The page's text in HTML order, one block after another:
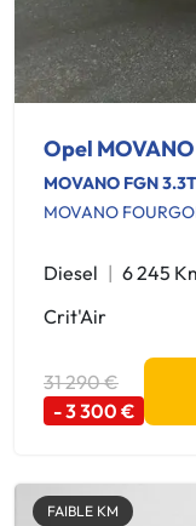
Opel
MOVANO FGN
MOVANO
Diesel 6 245
Crit'Air
31 290 €
- 3 300 €
FAIBLE KM